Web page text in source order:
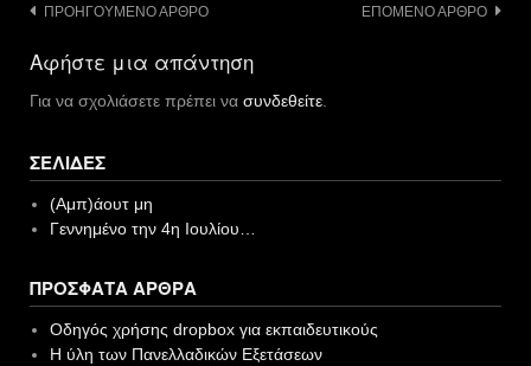
Πλοήγηση
άρθρων
ΠΡΟΗΓΟΎΜΕΝΟ ΆΡΘΡΟ ΕΠΌΜΕΝΟ ΆΡΘΡΟ
Αφήστε μια απάντηση
Για να σχολιάσετε πρέπει να συνδεθείτε.
ΣΕΛΊΔΕΣ
(Αμπ)άουτ μη
Γεννημένο την 4η Ιουλίου…
ΠΡΌΣΦΑΤΑ ΆΡΘΡΑ
Οδηγός χρήσης dropbox για εκπαιδευτικούς
Η ύλη των Πανελλαδικών Εξετάσεων